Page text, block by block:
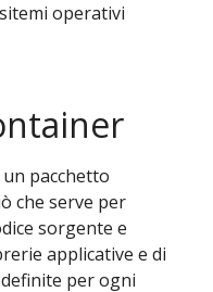
operativi
pacchetto
che serve per
sorgente e
applicative e di
per ogni